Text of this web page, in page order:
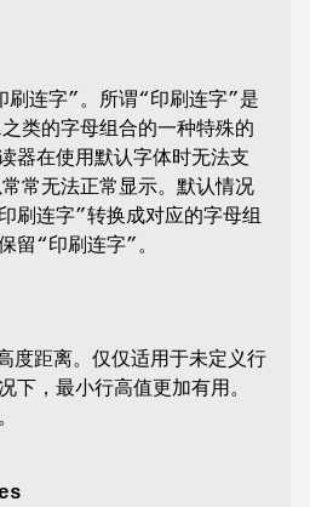
刷连字”。所谓“印刷连字”是
字母组合的一种特殊的
器在使用默认字体时无法支
常无法正常显示。默认情况
刷连字”转换成对应的字母组
留“印刷连字”。
距离。仅仅适用于未定义行
下，最小行高值更加有用。